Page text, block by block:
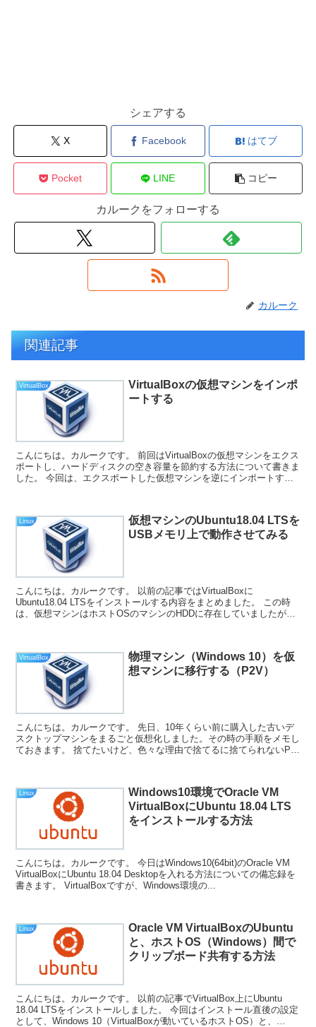
シェアする
X Facebook はてブ
Pocket LINE コピー
カルークをフォローする
カルーク
関連記事
VirtualBox
VirtualBoxの仮想マシンをインポ
ートする
こんにちは。カルークです。 前回はVirtualBoxの仮想マシンをエクス
ポートし、ハードディスクの空き容量を節約する方法について書きま
した。 今回は、エクスポートした仮想マシンを逆にインポートする
Linux
仮想マシンのUbuntu18.04 LTSを
USBメモリ上で動作させてみる
こんにちは。カルークです。 以前の記事ではVirtualBoxに
Ubuntu18.04 LTSをインストールする内容をまとめました。 この時
は、仮想マシンはホストOSのマシンのHDDに存在していましたが、
VirtualBox
物理マシン（Windows 10）を仮
想マシンに移行する（P2V）
こんにちは。カルークです。 先日、10年くらい前に購入した古いデ
スクトップマシンをまるごと仮想化しました。その時の手順をメモし
ておきます。 捨てたいけど、色々な理由で捨てるに捨てられないPC
Linux
Windows10環境でOracle VM
VirtualBoxにUbuntu 18.04 LTS
をインストールする方法
こんにちは。カルークです。 今日はWindows10(64bit)のOracle VM
VirtualBoxにUbuntu 18.04 Desktopを入れる方法についての備忘録を
書きます。 VirtualBoxですが、Windows環境の...
Linux
Oracle VM VirtualBoxのUbuntu
と、ホストOS（Windows）間で
クリップボード共有する方法
こんにちは。カルークです。 以前の記事でVirtualBox上にUbuntu
18.04 LTSをインストールしました。 今回はインストール直後の設定
として、Windows 10（VirtualBoxが動いているホストOS）と、